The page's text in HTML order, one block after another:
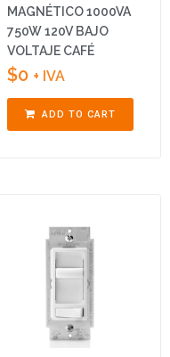
MAGNÉTICO 1000VA
750W 120V BAJO
VOLTAJE CAFÉ
$0 + IVA
ADD TO CART